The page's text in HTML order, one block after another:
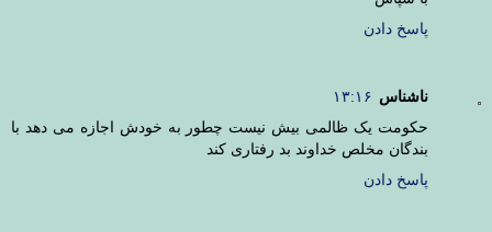
پاسخ دادن
ناشناس ۱۳:۱۶
حکومت یک ظالمی بیش نیست چطور به خودش اجازه می دهد با
بندگان مخلص خداوند بد رفتاری کند
پاسخ دادن